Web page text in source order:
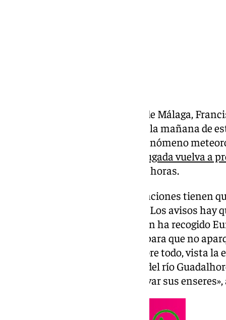
El presidente de la Diputación de Málaga,
entrevista a Canal Sur Radio en la mañana de
Salado ha hecho referencia al fenómeno
próxima madrugada vuelva a
importantes acumulados en 24 horas.
«Ante una DANA las administraciones tienen
ciudadanía tiene que colaborar. Los avisos hay
serio», ha afirmado Salado, según ha recogido
llamamiento a los ciudadanos para que no
de los arroyos, en ramblas y, sobre todo, vista
viviendas que están muy cerca del río
luego, pues, evidentemente, salvar sus